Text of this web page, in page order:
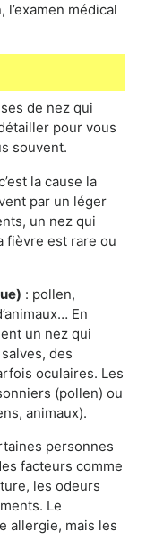
l’examen médical
de nez qui
pour vous
souvent.
la cause la
par un léger
un nez qui
fièvre est rare ou
: pollen,
En
un nez qui
des
oculaires. Les
(pollen) ou
animaux).
personnes
facteurs comme
les odeurs
Le
allergie, mais les